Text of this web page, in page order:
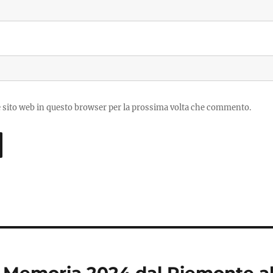
sito web in questo browser per la prossima volta che commento.